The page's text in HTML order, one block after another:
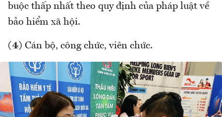
buộc thấp nhất theo quy định của pháp luật về
bảo hiểm xã hội.
(4) Cán bộ, công chức, viên chức.